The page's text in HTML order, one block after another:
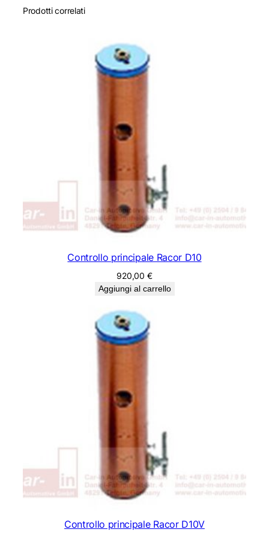
Prodotti correlati
Controllo principale Racor D10
920,00€
Aggiungi al carrello
Controllo principale Racor D10V